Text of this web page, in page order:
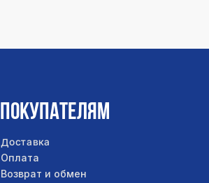
Покупателям
Доставка
Оплата
Возврат и обмен